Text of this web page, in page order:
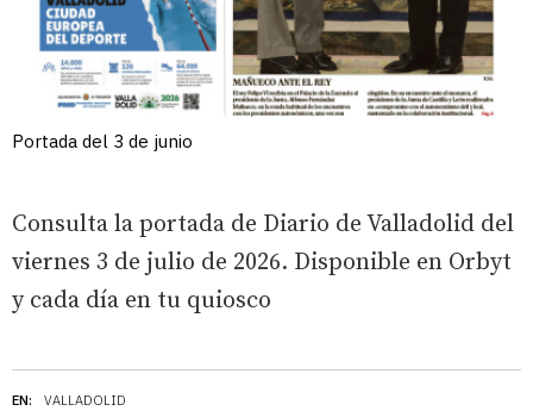
EN: VALLADOLID
Portada del 3 de junio
Consulta la portada de Diario de Valladolid del
viernes 3 de julio de 2026. Disponible en Orbyt
y cada día en tu quiosco